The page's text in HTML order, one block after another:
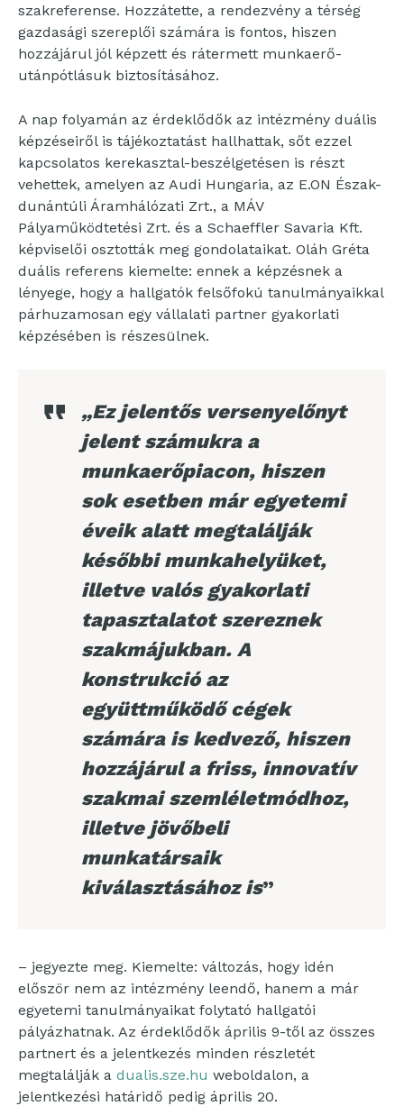
szakreferense. Hozzátette, a rendezvény a térség
gazdasági szereplői számára is fontos, hiszen
hozzájárul jól képzett és rátermett munkaerő-
utánpótlásuk biztosításához.
A nap folyamán az érdeklődők az intézmény duális
képzéseiről is tájékoztatást hallhattak, sőt ezzel
kapcsolatos kerekasztal-beszélgetésen is részt
vehettek, amelyen az Audi Hungaria, az E.ON Észak-
dunántúli Áramhálózati Zrt., a MÁV
Pályaműködtetési Zrt. és a Schaeffler Savaria Kft.
képviselői osztották meg gondolataikat. Oláh Gréta
duális referens kiemelte: ennek a képzésnek a
lényege, hogy a hallgatók felsőfokú tanulmányaikkal
párhuzamosan egy vállalati partner gyakorlati
képzésében is részesülnek.
„Ez jelentős versenyelőnyt
jelent számukra a
munkaerőpiacon, hiszen
sok esetben már egyetemi
éveik alatt megtalálják
későbbi munkahelyüket,
illetve valós gyakorlati
tapasztalatot szereznek
szakmájukban. A
konstrukció az
együttműködő cégek
számára is kedvező, hiszen
hozzájárul a friss, innovatív
szakmai szemléletmódhoz,
illetve jövőbeli
munkatársaik
kiválasztásához is”
– jegyezte meg. Kiemelte: változás, hogy idén
először nem az intézmény leendő, hanem a már
egyetemi tanulmányaikat folytató hallgatói
pályázhatnak. Az érdeklődők április 9-től az összes
partnert és a jelentkezés minden részletét
megtalálják a dualis.sze.hu weboldalon, a
jelentkezési határidő pedig április 20.